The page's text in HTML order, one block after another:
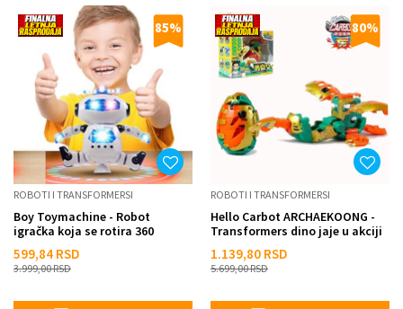
85%
ROBOTI I TRANSFORMERSI
Boy Toymachine - Robot
igračka koja se rotira 360
599,84 RSD
3.999,00RSD
80%
ROBOTI I TRANSFORMERSI
Hello Carbot ARCHAEKOONG -
Transformers dino jaje u akciji
1.139,80 RSD
5.699,00RSD